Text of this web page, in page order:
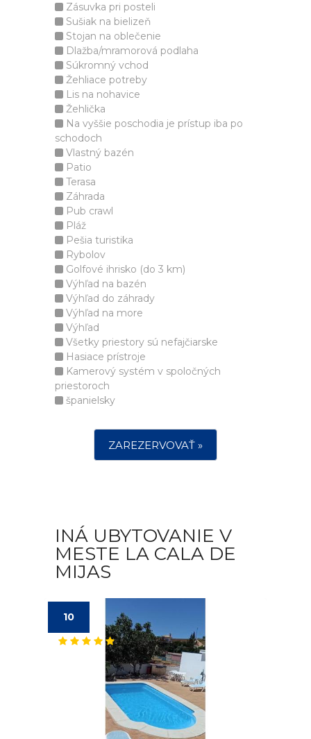
Zásuvka pri posteli
Sušiak na bielizeň
Stojan na oblečenie
Dlažba/mramorová podlaha
Súkromný vchod
Žehliace potreby
Lis na nohavice
Žehlička
Na vyššie poschodia je prístup iba po
schodoch
Vlastný bazén
Patio
Terasa
Záhrada
Pub crawl
Pláž
Pešia turistika
Rybolov
Golfové ihrisko (do 3 km)
Výhľad na bazén
Výhľad do záhrady
Výhľad na more
Výhľad
Všetky priestory sú nefajčiarske
Hasiace prístroje
Kamerový systém v spoločných
priestoroch
španielsky
ZAREZERVOVAŤ »
INÁ UBYTOVANIE V
MESTE LA CALA DE
MIJAS
10